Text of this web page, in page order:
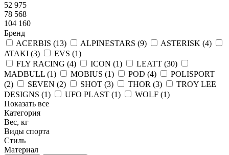
52 975
78 568
104 160
Бренд
ACERBIS (13) ALPINESTARS (9) ASTERISK (4)
ATAKI (3) EVS (1)
FLY RACING (4) ICON (1) LEATT (30)
MADBULL (1) MOBIUS (1) POD (4)
POLISPORT
(2) SEVEN (2) SHOT (3) THOR (3)
TROY LEE
DESIGNS (1) UFO PLAST (1) WOLF (1)
Показать все
Категория
Вес, кг
Виды спорта
Стиль
Материал